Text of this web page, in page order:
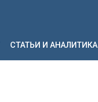
СТАТЬИ И АНАЛИТИКА